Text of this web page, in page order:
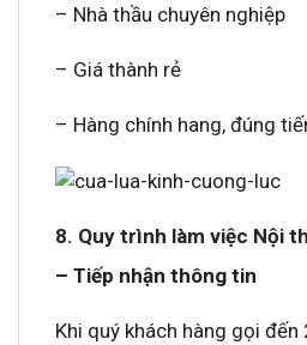
– Nhà thầu chuyên nghiệp
– Giá thành rẻ
– Hàng chính hang, đúng
8. Quy trình làm việc Nội
– Tiếp nhận thông tin
Khi quý khách hàng gọi